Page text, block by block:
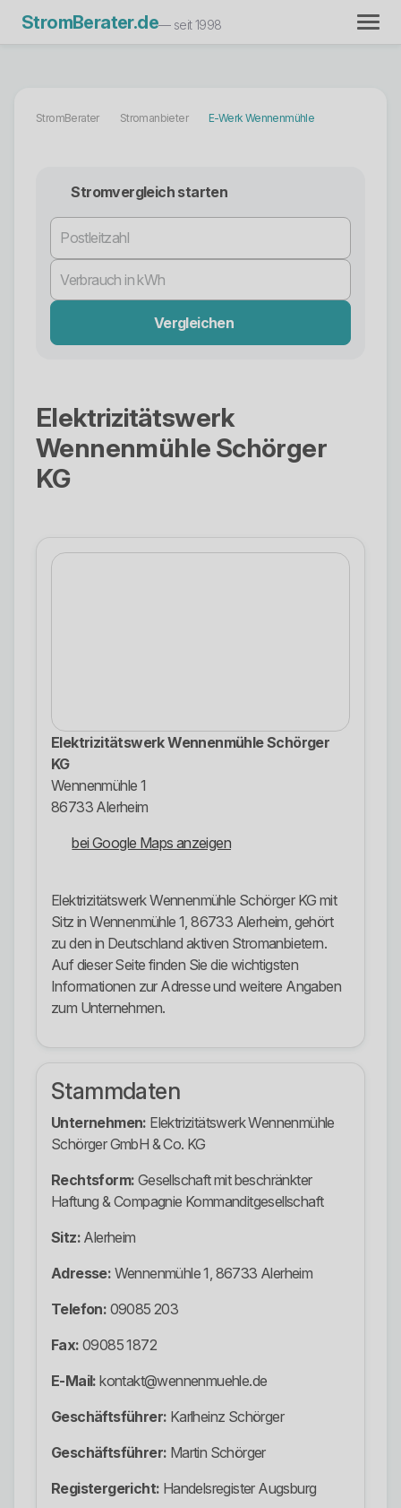
StromBerater.de— seit 1998
StromBerater Stromanbieter E-Werk Wennenmühle
Stromvergleich starten
Vergleichen
Elektrizitätswerk
Wennenmühle Schörger
KG
Elektrizitätswerk Wennenmühle Schörger
KG
Wennenmühle 1
86733 Alerheim
bei Google Maps anzeigen
Elektrizitätswerk Wennenmühle Schörger KG mit
Sitz in Wennenmühle 1, 86733 Alerheim, gehört
zu den in Deutschland aktiven Stromanbietern.
Auf dieser Seite finden Sie die wichtigsten
Informationen zur Adresse und weitere Angaben
zum Unternehmen.
Stammdaten
Unternehmen: Elektrizitätswerk Wennenmühle
Schörger GmbH & Co. KG
Rechtsform: Gesellschaft mit beschränkter
Haftung & Compagnie Kommanditgesellschaft
Sitz: Alerheim
Adresse: Wennenmühle 1, 86733 Alerheim
Telefon: 09085 203
Fax: 09085 1872
E-Mail: kontakt@wennenmuehle.de
Geschäftsführer: Karlheinz Schörger
Geschäftsführer: Martin Schörger
Registergericht: Handelsregister Augsburg